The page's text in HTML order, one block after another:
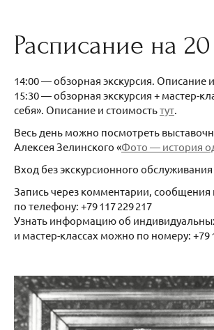
Расписание на
14:00 — обзорная экскурсия. Описание
15:30 — обзорная экскурсия + мастер-
себя». Описание и стоимостьтут
Весь день можно посмотреть
Алексея Зелинского «Фото — история
Вход без экскурсионного
Запись через комментарии, сообщения
по телефону: +79 117 229 217
Узнать информацию об
и мастер-классах можно по номеру: +79